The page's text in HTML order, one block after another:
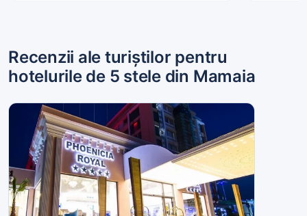
Recenzii ale turiștilor pentru
hotelurile de 5 stele din Mamaia